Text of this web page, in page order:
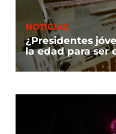
NOTICIAS
¿Presidentes
la edad para ser